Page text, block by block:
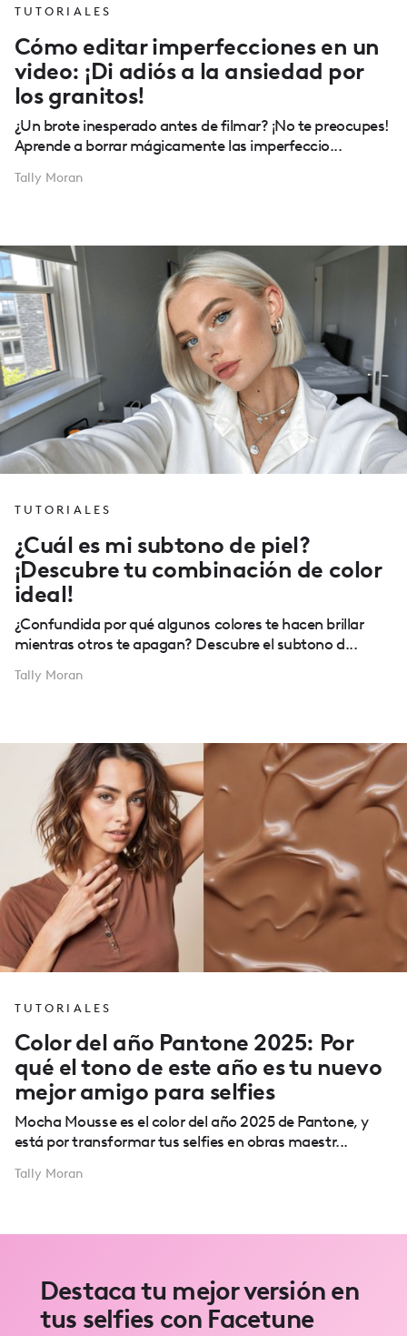
TUTORIALES
Cómo editar imperfecciones en un
video: ¡Di adiós a la ansiedad por
los granitos!
¿Un brote inesperado antes de filmar? ¡No te preocupes!
Aprende a borrar mágicamente las imperfeccio...
Tally Moran
TUTORIALES
¿Cuál es mi subtono de piel?
¡Descubre tu combinación de color
ideal!
¿Confundida por qué algunos colores te hacen brillar
mientras otros te apagan? Descubre el subtono d...
Tally Moran
TUTORIALES
Color del año Pantone 2025: Por
qué el tono de este año es tu nuevo
mejor amigo para selfies
Mocha Mousse es el color del año 2025 de Pantone, y
está por transformar tus selfies en obras maestr...
Tally Moran
Destaca tu mejor versión en
tus selfies con Facetune